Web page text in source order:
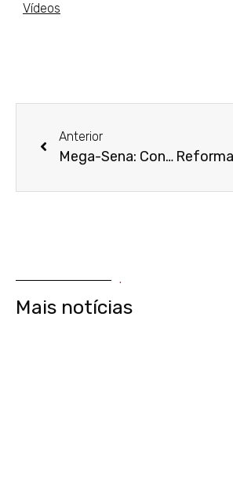
Vídeos
Anterior
Mega-Sena: Confira os números sorteados do concurso 2.789
.
Mais notícias